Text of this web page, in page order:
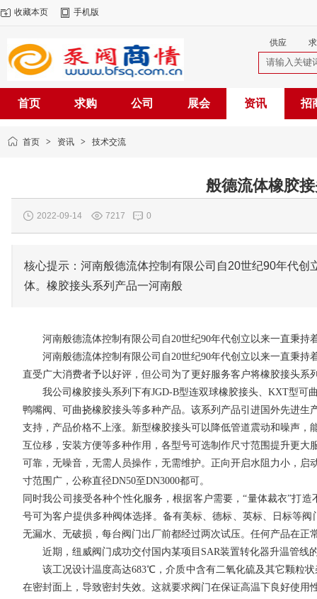
收藏本页 手机版
供应
首页 求购 公司 展会 资讯 招
首页 > 资讯 > 技术交流
般德流体橡胶
2022-09-14 7217 0
核心提示：河南般德流体控制有限公司自20世纪90年代
体。橡胶接头系列产品一河南般
河南般德流体控制有限公司自20世纪90年代创立以来一直秉持
河南般德流体控制有限公司自20世纪90年代创立以来一直秉持
直受广大消费者予以好评，但公司为了更好服务客户将橡胶接头系
我公司橡胶接头系列下有JGD-B型连双球橡胶接头、KXT型可
鸭嘴阀、可曲挠橡胶接头等多种产品。该系列产品引进国外先进
支持，产品价格不上涨。新型橡胶接头可以降低管道震动和噪声
互位移，安装方便等多种作用，各型号可选制作尺寸范围提升更
可靠，无噪音，无需人员操作，无需维护。正向开启水阻力小，
寸范围广，公称直径DN50至DN3000都可。
同时我公司接受各种个性化服务，根据客户需要，“量体裁衣”打造
号可为客户提供多种阀体选择。备有美标、德标、英标、日标等阀
无漏水、无破损，每台阀门出厂前都经过两次试压。任何产品在
近期，纽威阀门成功交付国内某项目 SAR装置转化器升温管线
该工况设计温度高达683℃，介质中含有二氧化硫及其它颗粒
在密封面上，导致密封失效。这就要求阀门在保证高温下良好使用